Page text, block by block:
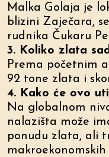
Malka Golaja je
blizini Zaječara,
rudnika Čukaru
3. Koliko zlata
Prema početnim
92 tone zlata i
4. Kako će ovo
Na globalnom
nalazišta može
ponudu zlata, ali